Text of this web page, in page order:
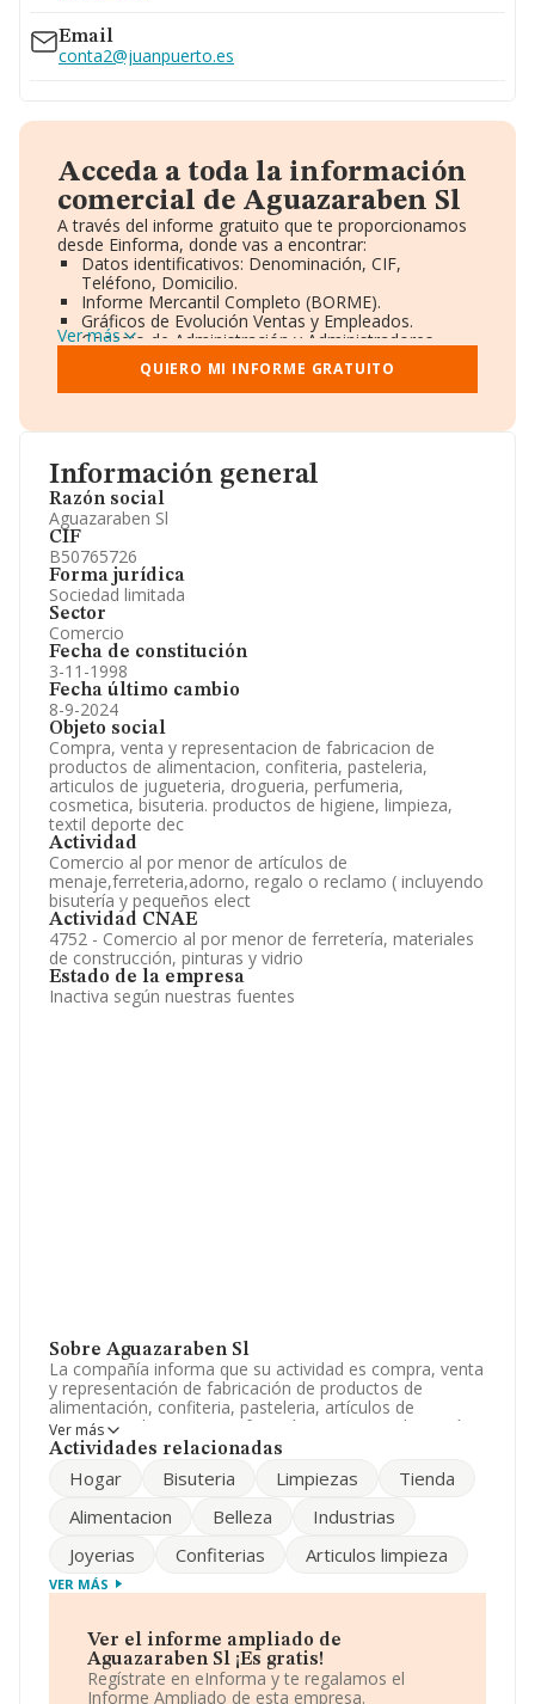
Información general
Razón social
Aguazaraben Sl
CIF
B50765726
Forma jurídica
Sociedad limitada
Sector
Comercio
Fecha de constitución
3-11-1998
Fecha último cambio
8-9-2024
Objeto social
Compra, venta y representacion de fabricacion de
productos de alimentacion, confiteria, pasteleria,
articulos de jugueteria, drogueria, perfumeria,
cosmetica, bisuteria. productos de higiene, limpieza,
textil deporte dec
Actividad
Comercio al por menor de artículos de
menaje,ferreteria,adorno, regalo o reclamo ( incluyendo
bisutería y pequeños elect
Actividad CNAE
4752 - Comercio al por menor de ferretería, materiales
de construcción, pinturas y vidrio
Estado de la empresa
Inactiva según nuestras fuentes
Sobre Aguazaraben Sl
La compañía informa que su actividad es compra, venta
y representación de fabricación de productos de
alimentación, confiteria, pasteleria, artículos de
jugueteria, drogueria, perfumería, cosmetica, bisutería.
productos de higiene, limpieza, textil deporte dec. La
Sociedad Limitada. Clasifica su actividad CNAE como
establecimientos especializados', código 4752. No
El correo electrónico es
situada en Calle Miguel Servet Lc núm. 75 - 77, (50013),
en el municipio de Zaragoza, Aragón.
En relación con el sector y disponiendo de los datos de
Ver más
Actividades relacionadas
Hogar Bisuteria Limpiezas
Tienda
Alimentacion
Belleza
Industrias
Joyerias
Confiterias Articulos limpieza
VER MÁS
Ver el informe ampliado de
Aguazaraben Sl ¡Es gratis!
Regístrate en eInforma y te regalamos el
Informe Ampliado de esta empresa.
Email
conta2@juanpuerto.es
Acceda a toda la información
comercial de Aguazaraben Sl
A través del informe gratuito que te proporcionamos
desde Einforma, donde vas a encontrar:
Datos identificativos: Denominación, CIF,
Teléfono, Domicilio.
Informe Mercantil Completo (BORME).
Gráficos de Evolución Ventas y Empleados.
Consejo de Administración y Administradores.
Directivos y Ejecutivos.
Accionistas.
Participaciones y Vinculaciones en otras empresas.
Información oficial y registral complementaria.
Ver más
QUIERO MI INFORME GRATUITO